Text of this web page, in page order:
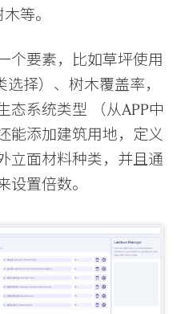
等。
个要素，比如草坪使用
择）、树木覆盖率，
态系统类型 （从APP中
能添加建筑用地，定义
立面材料种类，并且通
设置倍数。